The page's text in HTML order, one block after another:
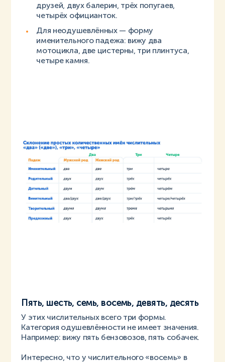
друзей, двух балерин, трёх попугаев,
четырёх официанток.
Для неодушевлённых — форму
именительного падежа: вижу два
мотоцикла, две цистерны, три плинтуса,
четыре камня.
Пять, шесть, семь, восемь, девять, десять
У этих числительных всего три формы.
Категория одушевлённости не имеет значения.
Например: вижу пять бензовозов, пять собачек.
Интересно, что у числительного «восемь» в